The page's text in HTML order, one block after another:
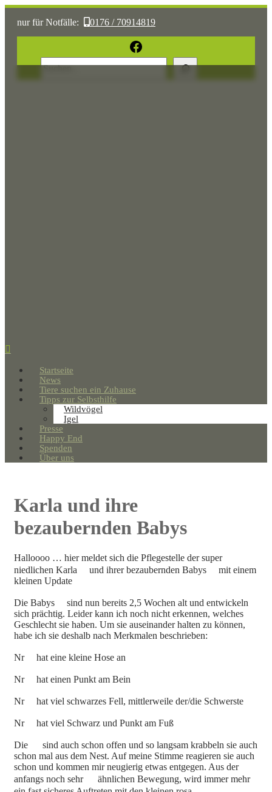
nur für Notfälle: 0176 / 70914819
Sonst: tierhilfe.wolfsburg@t-online.de
Facebook
Startseite
News
Tiere suchen ein Zuhause
Tipps zur Selbsthilfe
Wildvögel
Igel
Presse
Happy End
Spenden
Über uns
Karla und ihre
bezaubernden Babys
Halloooo … hier meldet sich die Pflegestelle der super
niedlichen Karla
und ihrer bezaubernden Babys
mit einem
kleinen Update
Die Babys
sind nun bereits 2,5 Wochen alt und entwickeln
sich prächtig. Leider kann ich noch nicht erkennen, welches
Geschlecht sie haben. Um sie auseinander halten zu können,
habe ich sie deshalb nach Merkmalen beschrieben:
Nr hat eine kleine Hose an
Nr hat einen Punkt am Bein
Nr hat viel schwarzes Fell, mittlerweile der/die Schwerste
Nr hat viel Schwarz und Punkt am Fuß
Die
sind auch schon offen und so langsam krabbeln sie auch
schon mal aus dem Nest. Auf meine Stimme reagieren sie auch
schon und kommen mir neugierig etwas entgegen. Aus der
anfangs noch sehr
ähnlichen Bewegung, wird immer mehr